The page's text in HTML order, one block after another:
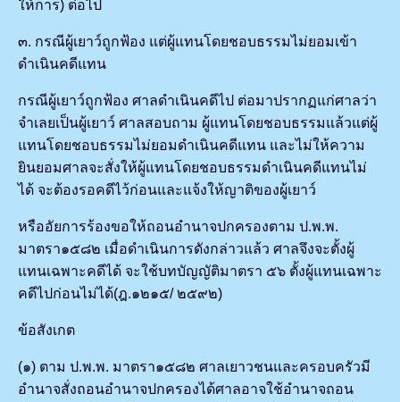
ให้การ) ต่อไป
๓. กรณีผู้เยาว์ถูกฟ้อง แต่ผู้แทนโดยชอบธรรมไม่ยอมเข้า
ดำเนินคดีแทน
กรณีผู้เยาว์ถูกฟ้อง ศาลดำเนินคดีไป ต่อมาปรากฏแก่ศาลว่า
จำเลยเป็นผู้เยาว์ ศาลสอบถาม ผู้แทนโดยชอบธรรมแล้วแต่ผู้
แทนโดยชอบธรรมไม่ยอมดำเนินคดีแทน และไม่ให้ความ
ยินยอมศาลจะสั่งให้ผู้แทนโดยชอบธรรมดำเนินคดีแทนไม่
ได้ จะต้องรอคดีไว้ก่อนและแจ้งให้ญาติของผู้เยาว์
หรืออัยการร้องขอให้ถอนอำนาจปกครองตาม ป.พ.พ.
มาตรา๑๕๘๒ เมื่อดำเนินการดังกล่าวแล้ว ศาลจึงจะตั้งผู้
แทนเฉพาะคดีได้ จะใช้บทบัญญัติมาตรา ๕๖ ตั้งผู้แทนเฉพาะ
คดีไปก่อนไม่ได้(ฎ.๑๒๑๕/ ๒๕๙๒)
ข้อสังเกต
(๑) ตาม ป.พ.พ. มาตรา๑๕๘๒ ศาลเยาวชนและครอบครัวมี
อำนาจสั่งถอนอำนาจปกครองได้ศาลอาจใช้อำนาจถอน